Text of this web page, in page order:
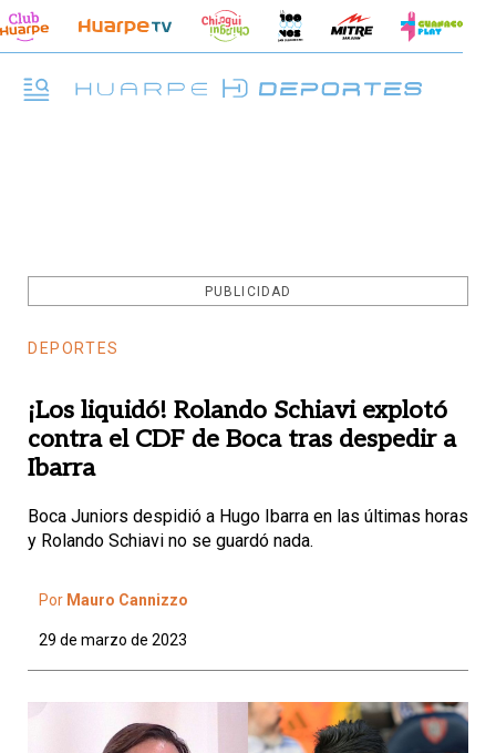
PUBLICIDAD
DEPORTES
¡Los liquidó! Rolando Schiavi explotó
contra el CDF de Boca tras despedir a
Ibarra
Boca Juniors despidió a Hugo Ibarra en las últimas horas
y Rolando Schiavi no se guardó nada.
Por Mauro Cannizzo
29 de marzo de 2023